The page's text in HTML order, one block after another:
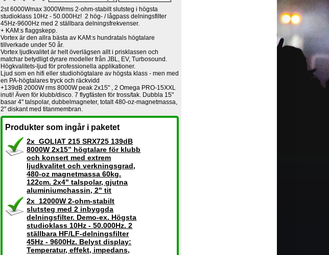
2st 6000Wmax 3000Wrms 2-ohm-stabilt slutsteg i högsta
studioklass 10Hz - 50.000Hz! 2 hög- / lågpass delningsfilter
45Hz-9600Hz med 2 ställbara delningsfrekvenser.
+ KAM:s flaggskepp.
Vortex är den allra bästa av KAM:s hundratals högtalare
tillverkade under 50 år.
Vortex ljudkvalitet är helt överlägsen allt i prisklassen och
matchar betydligt dyrare modeller från JBL, EV, Turbosound.
Högkvalitets-ljud för professionella applikationer.
Ljud som en hifi eller studiohögtalare av högsta klass - men med
en PA-högtalares tryck och räckvidd
+139dB 2000W rms 8000W peak 2x15" , 2 Omega PRO-15XXL
inuti! Även för klubb/disco. 7 flygfästen för tross/tak. Dubbla 15"
basar 4" talspolar, dubbelmagneter, totalt 480-oz-magnetmassa,
2" diskant med titanmembran.
Produkter som ingår i paketet
2x GOLIAT 215 SRX725 139dB
8000W 2x15” högtalare för klubb
och konsert med extrem
ljudkvalitet och verkningsgrad,
480-oz magnetmassa 60kg.
122cm. 2x4" talspolar, gjutna
aluminiumchassin, 2" tit
2x 12000W 2-ohm-stabilt
slutsteg med 2 inbyggda
delningsfilter. Demo-ex. Högsta
studioklass 10Hz - 50.000Hz. 2
ställbara HF/LF-delningsfilter
45Hz - 9600Hz. Belyst display:
Temperatur, effekt, impedans,